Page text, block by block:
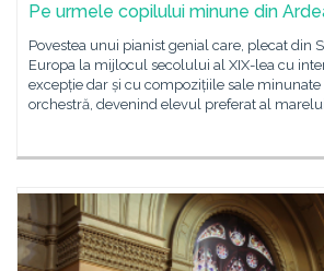
Pe urmele copilului minune din
Povestea unui pianist genial care, plecat din
Europa la mijlocul secolului al XIX-lea cu
excepție dar și cu compozițiile sale minunate
orchestră, devenind elevul preferat al